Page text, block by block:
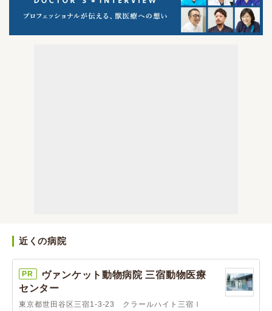
近くの病院
PR
ヴァンケット動物病院 三宿動物医療
センター
東京都世田谷区三宿1-3-23 クラールハイト三宿Ⅰ